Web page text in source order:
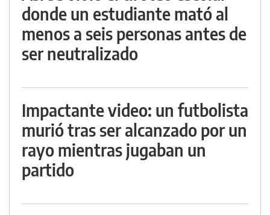
donde un estudiante mató al
menos a seis personas antes de
ser neutralizado
Impactante video: un futbolista
murió tras ser alcanzado por un
rayo mientras jugaban un
partido